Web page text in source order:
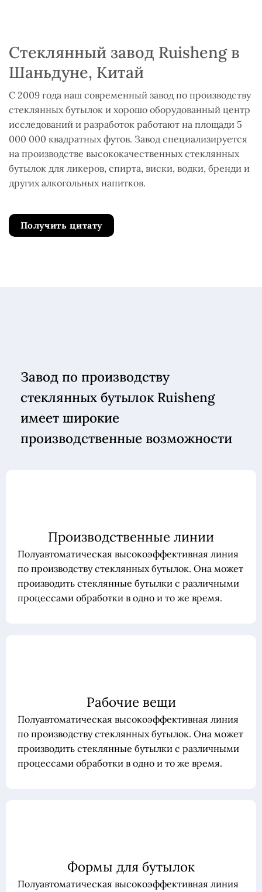
Стеклянный завод Ruisheng в
Шаньдуне, Китай
С 2009 года наш современный завод по производству
стеклянных бутылок и хорошо оборудованный центр
исследований и разработок работают на площади 5
000 000 квадратных футов. Завод специализируется
на производстве высококачественных стеклянных
бутылок для ликеров, спирта, виски, водки, бренди и
других алкогольных напитков.
Получить цитату
Завод по производству
стеклянных бутылок Ruisheng
имеет широкие
производственные возможности
Производственные линии
Полуавтоматическая высокоэффективная линия
по производству стеклянных бутылок. Она может
производить стеклянные бутылки с различными
процессами обработки в одно и то же время.
Рабочие вещи
Полуавтоматическая высокоэффективная линия
по производству стеклянных бутылок. Она может
производить стеклянные бутылки с различными
процессами обработки в одно и то же время.
Формы для бутылок
Полуавтоматическая высокоэффективная линия